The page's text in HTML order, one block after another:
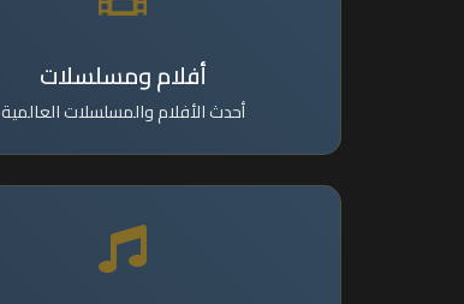
أفلام ومسلسلات
أحدث الأفلام والمسلسلات العالمية